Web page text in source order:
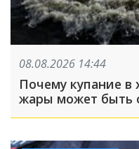
08.08.2026 14:44
Почему купание в
жары может быть